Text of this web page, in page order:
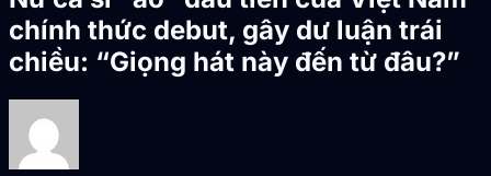
chính thức debut, gây dư luận trái
chiều: “Giọng hát này đến từ đâu?”